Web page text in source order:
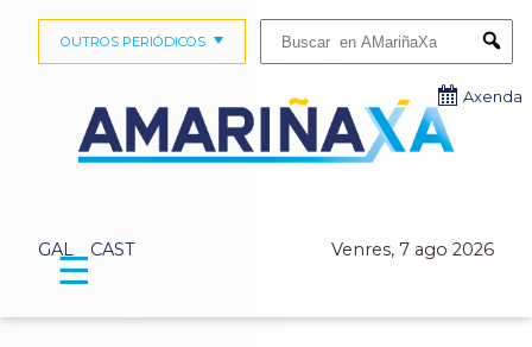
GAL CAST Venres, 7 ago 2026
OUTROS PERIÓDICOS
Axenda
☰